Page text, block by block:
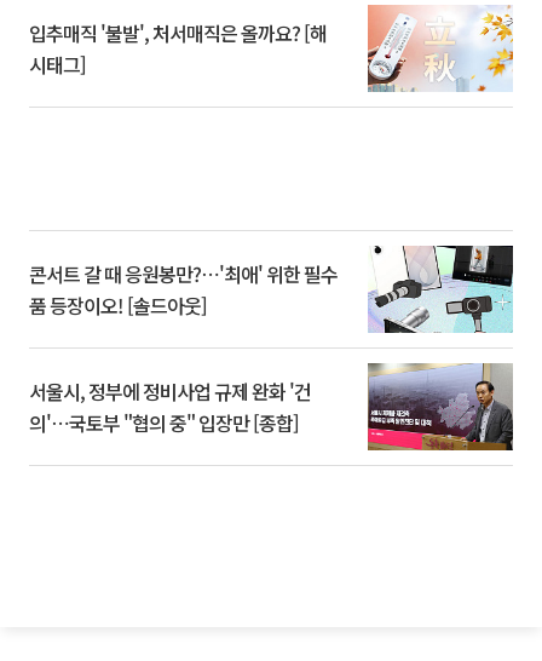
입추매직 '불발', 처서매직은 올까요? [해
시태그]
콘서트 갈 때 응원봉만?⋯'최애' 위한 필수
품 등장이오! [솔드아웃]
서울시, 정부에 정비사업 규제 완화 '건
의'⋯국토부 "협의 중" 입장만 [종합]